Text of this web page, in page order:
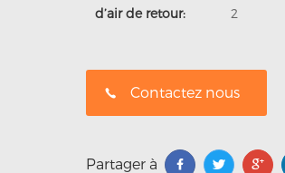
d’air de retour:
2
Contactez nous
Partager à